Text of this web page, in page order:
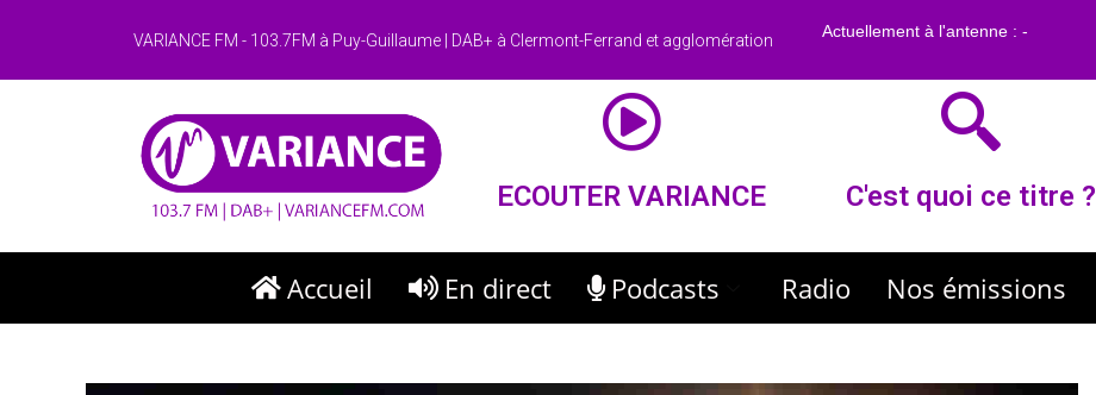
VARIANCE FM - 103.7FM à Puy-Guillaume | DAB+ à Clermont-Ferrand et agglomération
ECOUTER VARIANCE C'est quoi ce titre ?
Accueil En direct Podcasts Radio Nos émissions